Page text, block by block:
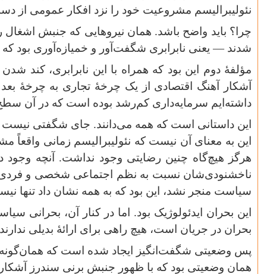
نئولیبرالیسم مشروعیت خود را نزد افکار عمومی از
چرا؟ باید واضح باشد. همان نیروهایی که جنبش اشغال
شدند — یعنی نابرابری شگفت‌آور و خمیازه‌آوری بود که
مؤلفهٔ دوم این بود که همراه با این نابرابری، کند
آشکار آهنگ اقتصادی از یک چرخهٔ تجاری به چرخهٔ
داشته‌ایم سرمایه‌داری کم‌رشد بوده است که در آن سطح
این داستانی است که همه می‌دانند. جای شگفتی
این به معنای آن نیست که نئولیبرالیسم زمانی واقعاً
هرگز هیچ‌گاه چنین رضایتی وجود نداشت. آنچه وجود
ناخشنودی‌شان نسبت به نظم اجتماعی شخصی و فردی
سیاست منجر نشد، این بود که به همه نشان داد تنها
این بحران ایدئولوژیک بود. اما در کنار آن،
بحران در جریان است، هیچ راهی برای ارائهٔ بدیلی
پس وضعیتی شگفت‌انگیز ایجاد شده است که
همان وضعیتی بود که با ظهور جنبش برنی سندرز